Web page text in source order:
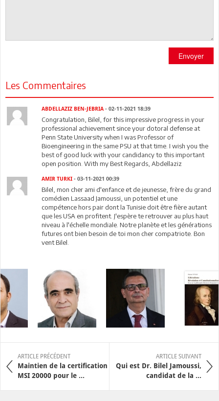
Envoyer
Les Commentaires
ABDELLAZIZ BEN-JEBRIA - 02-11-2021 18:39
Congratulation, Bilel, for this impressive progress in your
professional achievement since your dotoral defense at
Penn State University when I was Professor of
Bioengineering in the same PSU at that time. I wish you the
best of good luck with your candidancy to this important
open position. With my Best Regards, Abdellaziz
AMIR TURKI- 03-11-2021 00:39
Bilel, mon cher ami d'enfance et de jeunesse, frère du grand
comédien Lassaad Jamoussi, un potentiel et une
compétence hors pair dont la Tunisie doit être fière autant
que les USA en profitent. J'espère te retrouver au plus haut
niveau à l'échelle mondiale. Notre planète et les générations
futures ont bien besoin de toi mon cher compatriote. Bon
vent Bilel.
ARTICLE PRÉCÉDENT
Maintien de la certification
MSI 20000 pour le ...
ARTICLE SUIVANT
Qui est Dr. Bilel Jamoussi,
candidat de la ...